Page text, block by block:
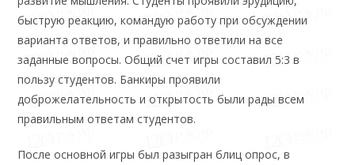
быструю реакцию, командую работу при обсуждении
варианта ответов, и правильно ответили на все
заданные вопросы. Общий счет игры составил 5:3 в
пользу студентов. Банкиры проявили
доброжелательность и открытость были рады всем
правильным ответам студентов.
После основной игры был разыгран блиц опрос, в